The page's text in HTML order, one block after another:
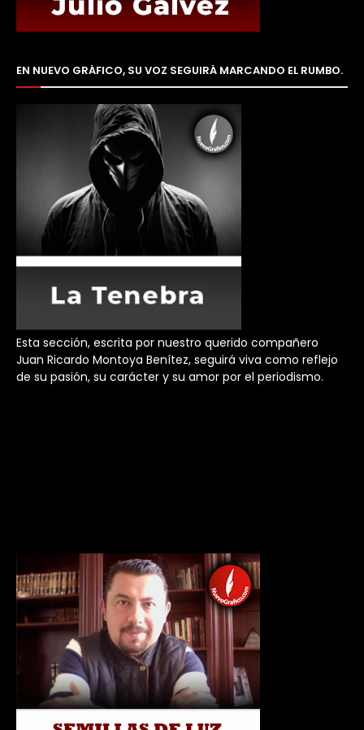
EN NUEVO GRÁFICO, SU VOZ SEGUIRÁ MARCANDO EL RUMBO.
Esta sección, escrita por nuestro querido compañero
Juan Ricardo Montoya Benítez, seguirá viva como reflejo
de su pasión, su carácter y su amor por el periodismo.